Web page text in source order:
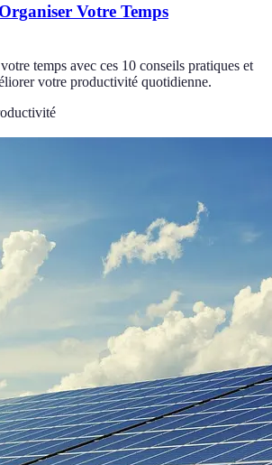
Votre Temps
temps avec ces 10 conseils pratiques et
votre productivité quotidienne.